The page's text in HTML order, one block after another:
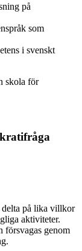
på
som
i svenskt
skola för
delta på lika villkor
aktiviteter.
försvagas genom